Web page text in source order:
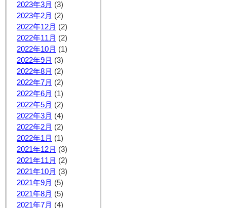
2023年3月 (3)
2023年2月 (2)
2022年12月 (2)
2022年11月 (2)
2022年10月 (1)
2022年9月 (3)
2022年8月 (2)
2022年7月 (2)
2022年6月 (1)
2022年5月 (2)
2022年3月 (4)
2022年2月 (2)
2022年1月 (1)
2021年12月 (3)
2021年11月 (2)
2021年10月 (3)
2021年9月 (5)
2021年8月 (5)
2021年7月 (4)